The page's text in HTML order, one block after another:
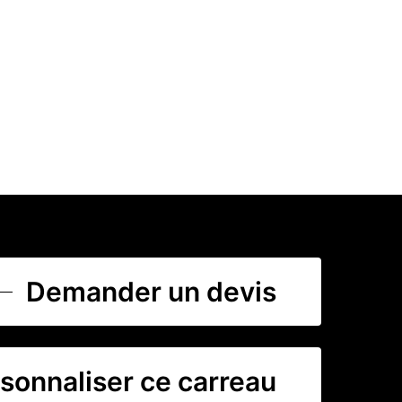
Demander un devis
ce carreau